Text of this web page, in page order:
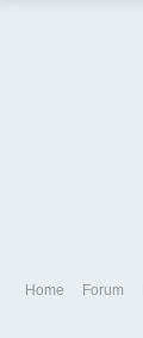
Home Forum